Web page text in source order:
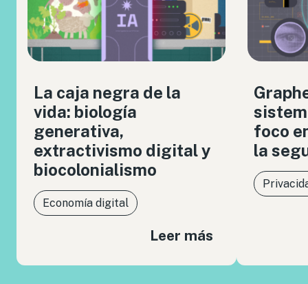
La caja negra de la
vida: biología
generativa,
extractivismo digital y
biocolonialismo
Economía digital
Leer más
foco
la